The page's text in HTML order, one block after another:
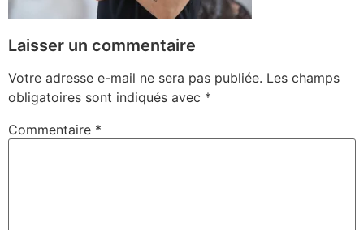
Laisser un commentaire
Votre adresse e-mail ne sera pas publiée. Les champs
obligatoires sont indiqués avec *
Commentaire *